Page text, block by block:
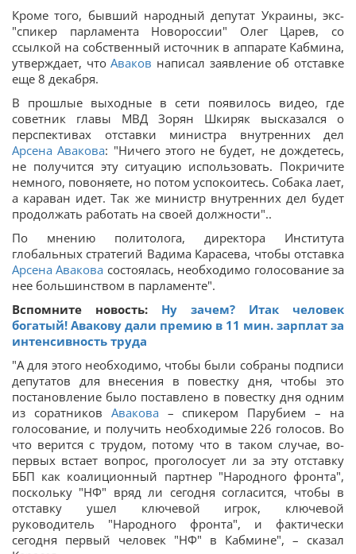
Кроме того, бывший народный депутат Украины, экс-
"спикер парламента Новороссии" Олег Царев, со
ссылкой на собственный источник в аппарате Кабмина,
утверждает, чтоАваков написал заявление об отставке
еще 8 декабря.
В прошлые выходные в сети появилось видео, где
советник главы МВД Зорян Шкиряк высказался о
перспективах отставки министра внутренних дел
Арсена Авакова: "Ничего этого не будет, не дождетесь,
не получится эту ситуацию использовать. Покричите
немного, повоняете, но потом успокоитесь. Собака лает,
а караван идет. Так же министр внутренних дел будет
продолжать работать на своей должности"..
По мнению политолога, директора Института
глобальных стратегий Вадима Карасева, чтобы отставка
Арсена Авакова состоялась, необходимо голосование за
нее большинством в парламенте".
Вспомните новость: Ну зачем? Итак человек
богатый! Авакову дали премию в 11 мин. зарплат за
интенсивность труда
"А для этого необходимо, чтобы были собраны подписи
депутатов для внесения в повестку дня, чтобы это
постановление было поставлено в повестку дня одним
из соратников Авакова – спикером Парубием – на
голосование, и получить необходимые 226 голосов. Во
что верится с трудом, потому что в таком случае, во-
первых встает вопрос, проголосует ли за эту отставку
ББП как коалиционный партнер "Народного фронта",
поскольку "НФ" вряд ли сегодня согласится, чтобы в
отставку ушел ключевой игрок, ключевой
руководитель "Народного фронта", и фактически
сегодня первый человек "НФ" в Кабмине", – сказал